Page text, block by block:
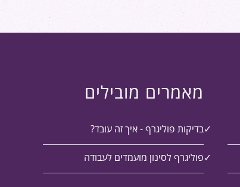
מאמרים מובילים
בדיקות פוליגרף - איך זה עובד?
פוליגרף לסינון מועמדים לעבודה